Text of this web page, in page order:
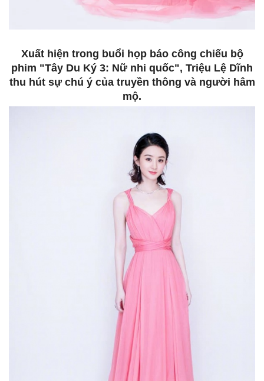
Xuất hiện trong buổi họp báo công chiếu bộ
phim "Tây Du Ký 3: Nữ nhi quốc", Triệu Lệ Dĩnh
thu hút sự chú ý của truyền thông và người hâm
mộ.